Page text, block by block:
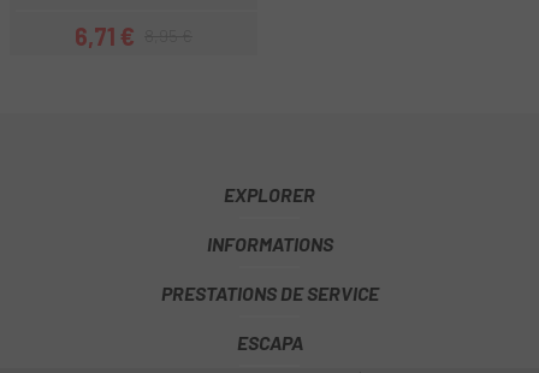
Prix
6,71 €Prix habituel
EXPLORER
INFORMATIONS
PRESTATIONS DE SERVICE
ESCAPA